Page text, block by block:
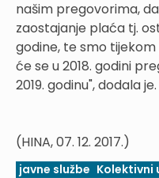
našim pregovorima,
zaostajanje plaća tj.
godine, te smo
će se u 2018. godini
2019. godinu", dodala je.
(HINA, 07. 12. 2017.)
javne službe Kolektivni